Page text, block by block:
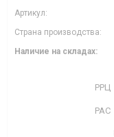
Артикул:
Страна производства:
Наличие на складах:
РРЦ
РАС